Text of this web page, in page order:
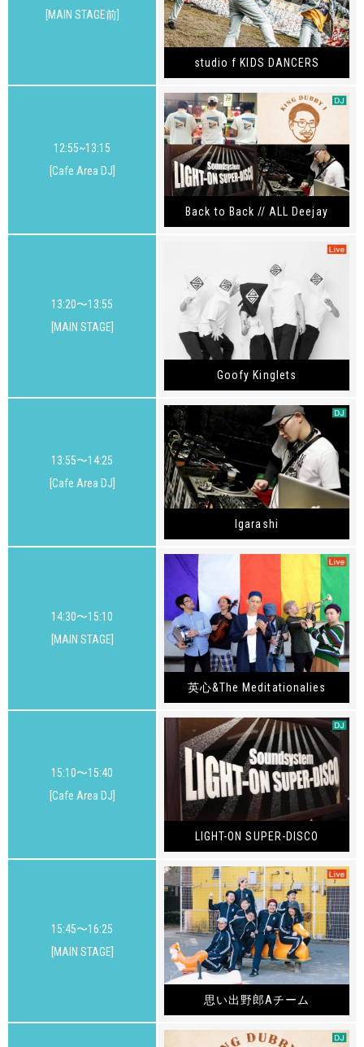
[MAIN STAGE前]
studio f KIDS DANCERS
12:55~13:15
[Cafe Area DJ]
Back to Back // ALL Deejay
13:20〜13:55
[MAIN STAGE]
Goofy Kinglets
13:55〜14:25
[Cafe Area DJ]
Igarashi
14:30〜15:10
[MAIN STAGE]
英心&The Meditationalies
15:10〜15:40
[Cafe Area DJ]
LIGHT-ON SUPER-DISCO
15:45〜16:25
[MAIN STAGE]
思い出野郎Aチーム